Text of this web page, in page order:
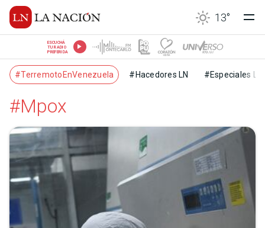
13°
ESCUCHÁ
TU RADIO
PREFERIDA
#TerremotoEnVenezuela #Hacedores LN #Especiales LN
#Mpox